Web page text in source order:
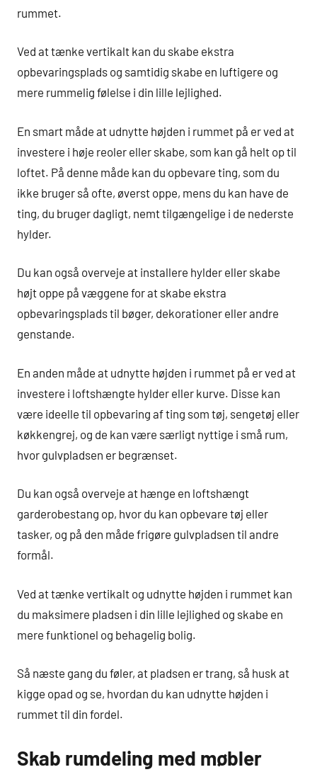
rummet.
Ved at tænke vertikalt kan du skabe ekstra
opbevaringsplads og samtidig skabe en luftigere og
mere rummelig følelse i din lille lejlighed.
En smart måde at udnytte højden i rummet på er ved at
investere i høje reoler eller skabe, som kan gå helt op til
loftet. På denne måde kan du opbevare ting, som du
ikke bruger så ofte, øverst oppe, mens du kan have de
ting, du bruger dagligt, nemt tilgængelige i de nederste
hylder.
Du kan også overveje at installere hylder eller skabe
højt oppe på væggene for at skabe ekstra
opbevaringsplads til bøger, dekorationer eller andre
genstande.
En anden måde at udnytte højden i rummet på er ved at
investere i loftshængte hylder eller kurve. Disse kan
være ideelle til opbevaring af ting som tøj, sengetøj eller
køkkengrej, og de kan være særligt nyttige i små rum,
hvor gulvpladsen er begrænset.
Du kan også overveje at hænge en loftshængt
garderobestang op, hvor du kan opbevare tøj eller
tasker, og på den måde frigøre gulvpladsen til andre
formål.
Ved at tænke vertikalt og udnytte højden i rummet kan
du maksimere pladsen i din lille lejlighed og skabe en
mere funktionel og behagelig bolig.
Så næste gang du føler, at pladsen er trang, så husk at
kigge opad og se, hvordan du kan udnytte højden i
rummet til din fordel.
Skab rumdeling med møbler